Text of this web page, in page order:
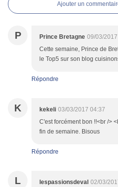
Ajouter un
P Prince Bretagne 09/03/
Cette semaine, Prince de
le Top5 sur son blog
Répondre
K kekeli 03/03/2017 04:37
C'est forcément bon !!<br />
fin de semaine. Bisous
Répondre
L lespassionsdeval 02/03/